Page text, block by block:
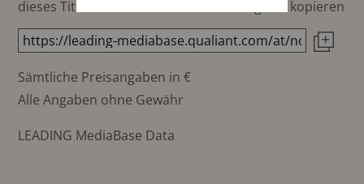
dieses Titels direkt in die Zwischenablage zu kopieren
Sämtliche Preisangaben in €
Alle Angaben ohne Gewähr
LEADING MediaBase Data